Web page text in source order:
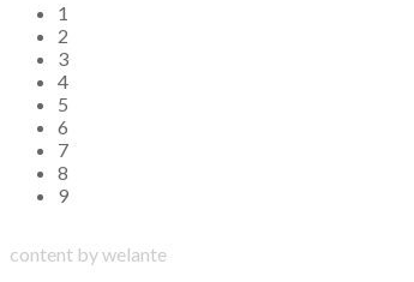
1
2
3
4
5
6
7
8
9
content by welante